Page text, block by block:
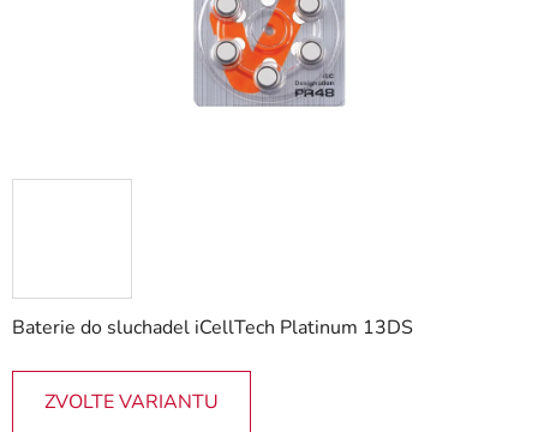
Baterie do sluchadel iCellTech Platinum 13DS
ZVOLTE VARIANTU